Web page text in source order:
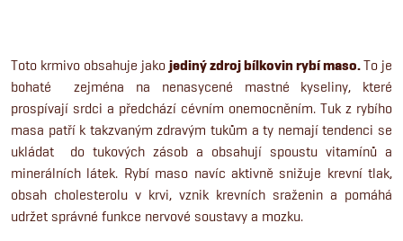
Toto krmivo obsahuje jako jediný zdroj bílkovin rybí maso.To je
bohaté zejména na nenasycené mastné kyseliny, které
prospívají srdci a předchází cévním onemocněním. Tuk z rybího
masa patří k takzvaným zdravým tukům a ty nemají tendenci se
ukládat do tukových zásob a obsahují spoustu vitamínů a
minerálních látek. Rybí maso navíc aktivně snižuje krevní tlak,
obsah cholesterolu v krvi, vznik krevních sraženin a pomáhá
udržet správné funkce nervové soustavy a mozku.